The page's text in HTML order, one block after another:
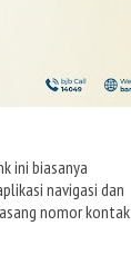
ini biasanya
navigasi dan
nomor kontak